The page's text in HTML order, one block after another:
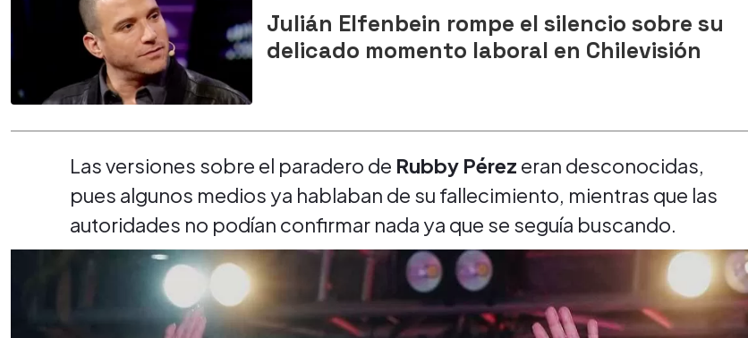
Julián Elfenbein rompe el silencio sobre su
delicado momento laboral en Chilevisión
Las versiones sobre el paradero de Rubby Pérez eran desconocidas,
pues algunos medios ya hablaban de su fallecimiento, mientras que las
autoridades no podían confirmar nada ya que se seguía buscando.